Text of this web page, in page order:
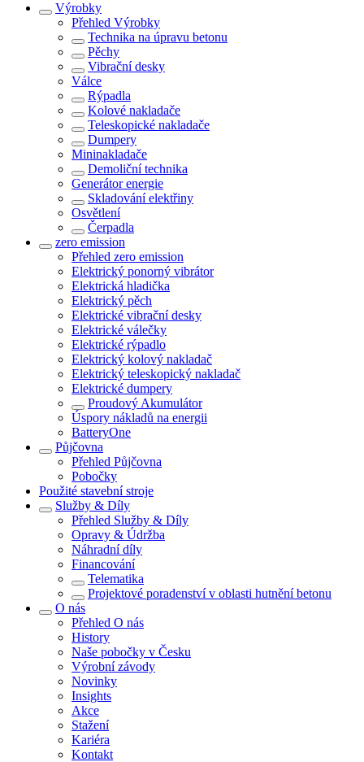
Výrobky
Přehled Výrobky
Technika na úpravu betonu
Pěchy
Vibrační desky
Válce
Rýpadla
Kolové nakladače
Teleskopické nakladače
Dumpery
Mininakladače
Demoliční technika
Generátor energie
Skladování elektřiny
Osvětlení
Čerpadla
zero emission
Přehled zero emission
Elektrický ponorný vibrátor
Elektrická hladička
Elektrický pěch
Elektrické vibrační desky
Elektrické válečky
Elektrické rýpadlo
Elektrický kolový nakladač
Elektrický teleskopický nakladač
Elektrické dumpery
Proudový Akumulátor
Úspory nákladů na energii
BatteryOne
Půjčovna
Přehled Půjčovna
Pobočky
Použité stavební stroje
Služby & Díly
Přehled Služby & Díly
Opravy & Údržba
Náhradní díly
Financování
Telematika
Projektové poradenství v oblasti hutnění betonu
O nás
Přehled O nás
History
Naše pobočky v Česku
Výrobní závody
Novinky
Insights
Akce
Stažení
Kariéra
Kontakt